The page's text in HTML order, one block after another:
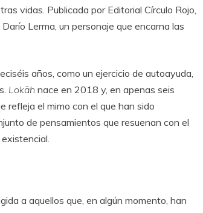
vidas. Publicada por Editorial Círculo Rojo,
Lerma, un personaje que encarna las
años, como un ejercicio de autoayuda,
Lokāh nace en 2018 y, en apenas seis
refleja el mimo con el que han sido
de pensamientos que resuenan con el
a aquellos que, en algún momento, han